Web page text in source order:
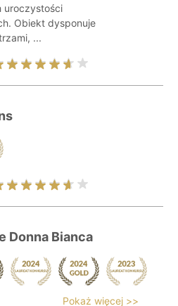
uroczystości
Obiekt dysponuje
...
Donna Bianca
Pokaż więcej >>